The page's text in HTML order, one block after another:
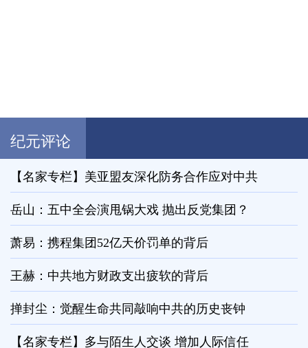
纪元评论
【名家专栏】美亚盟友深化防务合作应对中共
岳山：五中全会演甩锅大戏 抛出反党集团？
萧易：携程集团52亿天价罚单的背后
王赫：中共地方财政支出疲软的背后
掸封尘：觉醒生命共同敲响中共的历史丧钟
【名家专栏】多与陌生人交谈 增加人际信任